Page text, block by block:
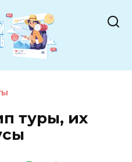
туры, их